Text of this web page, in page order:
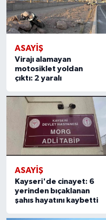
ASAYIŞ
Virajı alamayan
motosiklet yoldan
çıktı: 2 yaralı
ASAYIŞ
Kayseri'de cinayet: 6
yerinden bıçaklanan
şahıs hayatını kaybetti